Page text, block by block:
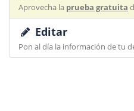
Aprovecha la prueba gratuita
Editar
Pon al día la información de tu